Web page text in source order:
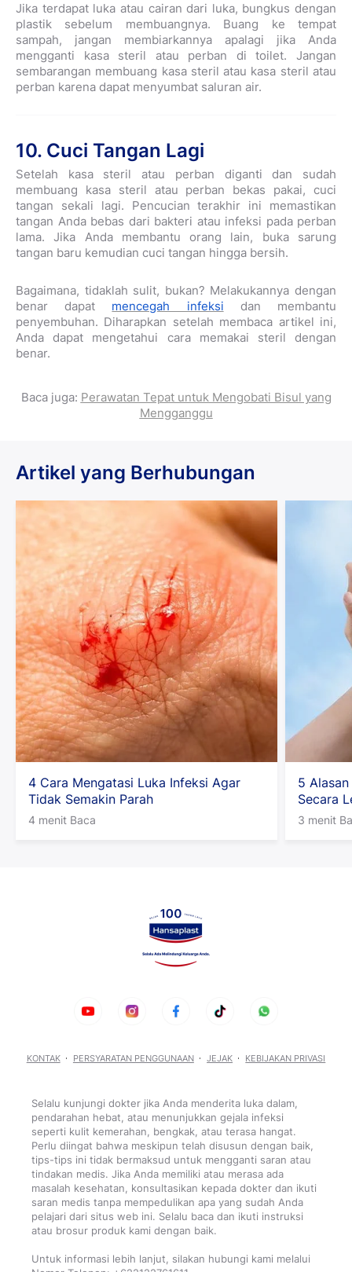
Jika terdapat luka atau cairan dari luka, bungkus dengan
plastik sebelum membuangnya. Buang ke tempat
sampah, jangan membiarkannya apalagi jika Anda
mengganti kasa steril atau perban di toilet. Jangan
sembarangan membuang kasa steril atau kasa steril atau
perban karena dapat menyumbat saluran air.
10. Cuci Tangan Lagi
Setelah kasa steril atau perban diganti dan sudah
membuang kasa steril atau perban bekas pakai, cuci
tangan sekali lagi. Pencucian terakhir ini memastikan
tangan Anda bebas dari bakteri atau infeksi pada perban
lama. Jika Anda membantu orang lain, buka sarung
tangan baru kemudian cuci tangan hingga bersih.
Bagaimana, tidaklah sulit, bukan? Melakukannya dengan
benar dapat mencegah infeksi dan membantu
penyembuhan. Diharapkan setelah membaca artikel ini,
Anda dapat mengetahui cara memakai steril dengan
benar.
Baca juga: Perawatan Tepat untuk Mengobati Bisul yang
Mengganggu
Artikel yang Berhubungan
4 Cara Mengatasi Luka Infeksi Agar
Tidak Semakin Parah
4 menit Baca
5
Secara
3 menit
KONTAK PERSYARATAN PENGGUNAAN JEJAK KEBIJAKAN PRIVASI
Selalu kunjungi dokter jika Anda menderita luka dalam,
pendarahan hebat, atau menunjukkan gejala infeksi
seperti kulit kemerahan, bengkak, atau terasa hangat.
Perlu diingat bahwa meskipun telah disusun dengan baik,
tips-tips ini tidak bermaksud untuk mengganti saran atau
tindakan medis. Jika Anda memiliki atau merasa ada
masalah kesehatan, konsultasikan kepada dokter dan ikuti
saran medis tanpa mempedulikan apa yang sudah Anda
pelajari dari situs web ini. Selalu baca dan ikuti instruksi
atau brosur produk kami dengan baik.
Untuk informasi lebih lanjut, silakan hubungi kami melalui